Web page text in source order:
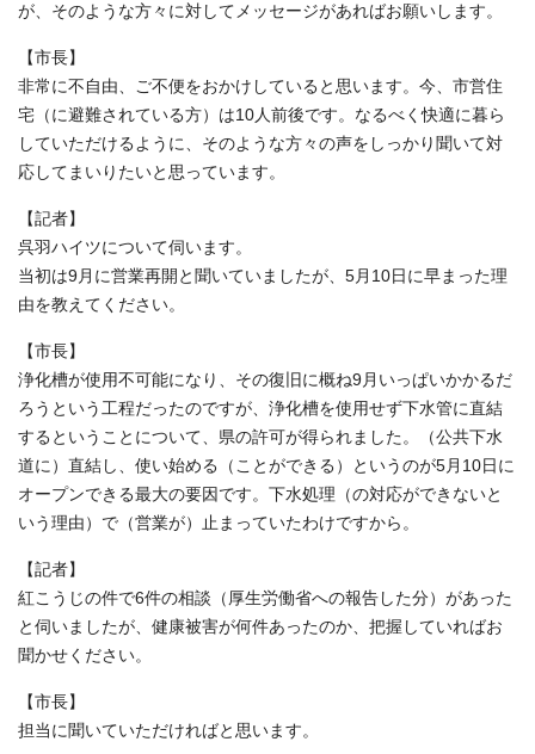
が、そのような方々に対してメッセージがあればお願いします。
【市長】
非常に不自由、ご不便をおかけしていると思います。今、市営住
宅（に避難されている方）は10人前後です。なるべく快適に暮ら
していただけるように、そのような方々の声をしっかり聞いて対
応してまいりたいと思っています。
【記者】
呉羽ハイツについて伺います。
当初は9月に営業再開と聞いていましたが、5月10日に早まった理
由を教えてください。
【市長】
浄化槽が使用不可能になり、その復旧に概ね9月いっぱいかかるだ
ろうという工程だったのですが、浄化槽を使用せず下水管に直結
するということについて、県の許可が得られました。（公共下水
道に）直結し、使い始める（ことができる）というのが5月10日に
オープンできる最大の要因です。下水処理（の対応ができないと
いう理由）で（営業が）止まっていたわけですから。
【記者】
紅こうじの件で6件の相談（厚生労働省への報告した分）があった
と伺いましたが、健康被害が何件あったのか、把握していればお
聞かせください。
【市長】
担当に聞いていただければと思います。